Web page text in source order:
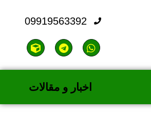
09919563392
اخبار و مقالات